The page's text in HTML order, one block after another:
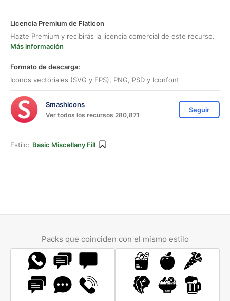
Licencia Premium de Flaticon
Hazte Premium y recibirás la licencia comercial de este recurso.
Más información
Formato de descarga:
Iconos vectoriales (SVG y EPS), PNG, PSD y Iconfont
Smashicons
Ver todos los recursos 280,871
Seguir
Estilo: Basic Miscellany Fill
Packs que coinciden con el mismo estilo